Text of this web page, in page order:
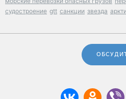
судостроение gtt санкции звезда